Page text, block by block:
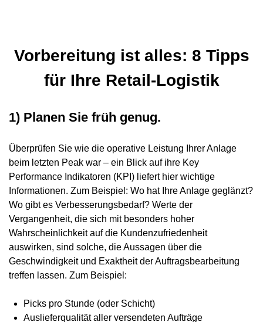
Vorbereitung ist alles: 8 Tipps
für Ihre Retail-Logistik
1) Planen Sie früh genug.
Überprüfen Sie wie die operative Leistung Ihrer Anlage
beim letzten Peak war – ein Blick auf ihre Key
Performance Indikatoren (KPI) liefert hier wichtige
Informationen. Zum Beispiel: Wo hat Ihre Anlage geglänzt?
Wo gibt es Verbesserungsbedarf? Werte der
Vergangenheit, die sich mit besonders hoher
Wahrscheinlichkeit auf die Kundenzufriedenheit
auswirken, sind solche, die Aussagen über die
Geschwindigkeit und Exaktheit der Auftragsbearbeitung
treffen lassen. Zum Beispiel:
Picks pro Stunde (oder Schicht)
Auslieferqualität aller versendeten Aufträge